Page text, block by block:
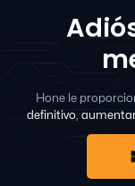
Hone le
definitivo,